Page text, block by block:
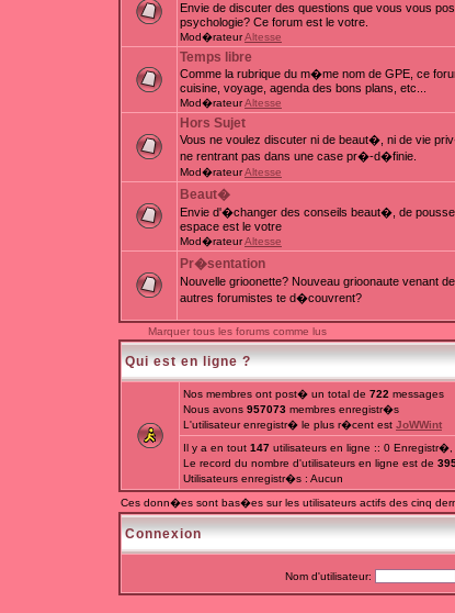
Envie de discuter des questions que vous vous
psychologie? Ce forum est le votre.
Mod�rateurAltesse
Temps libre
Comme la rubrique du m�me nom de GPE, ce
cuisine, voyage, agenda des bons plans, etc...
Mod�rateurAltesse
Hors Sujet
Vous ne voulez discuter ni de beaut�, ni de vie
ne rentrant pas dans une case pr�-d�finie.
Mod�rateurAltesse
Beaut�
Envie d'�changer des conseils beaut�, de
espace est le votre
Mod�rateurAltesse
Pr�sentation
Nouvelle grioonette? Nouveau grioonaute venant
autres forumistes te d�couvrent?
Marquer tous les forums comme lus
Qui est en ligne ?
Nos membres ont post� un total de 722 messages
Nous avons 957073 membres enregistr�s
L'utilisateur enregistr� le plus r�cent est JoWWint
Il y a en tout 147 utilisateurs en ligne :: 0
Le record du nombre d'utilisateurs en ligne est de
Utilisateurs enregistr�s : Aucun
Ces donn�es sont bas�es sur les utilisateurs actifs des cinq
Connexion
Nom d'utilisateur: